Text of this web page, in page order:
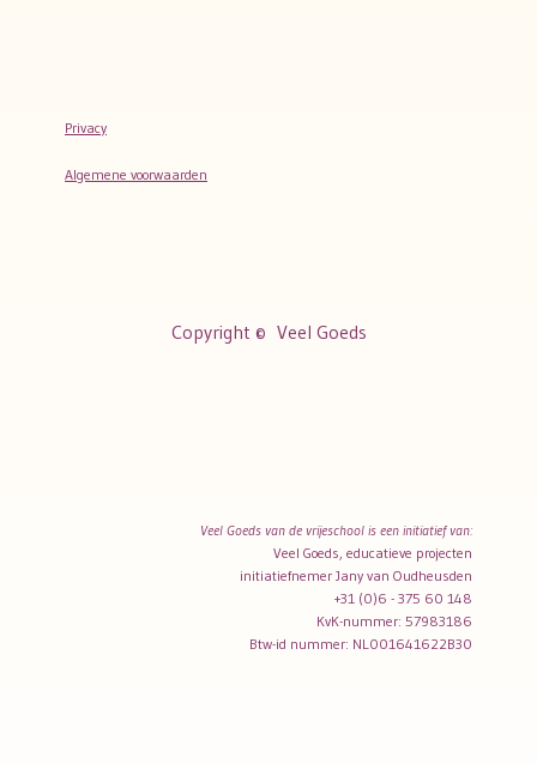
Privacy
Algemene voorwaarden
Copyright © Veel Goeds
Veel Goeds van de vrijeschool is een initiatief van:
Veel Goeds, educatieve projecten
initiatiefnemer Jany van Oudheusden
+31 (0)6 - 375 60 148
KvK-nummer: 57983186
Btw-id nummer: NL001641622B30